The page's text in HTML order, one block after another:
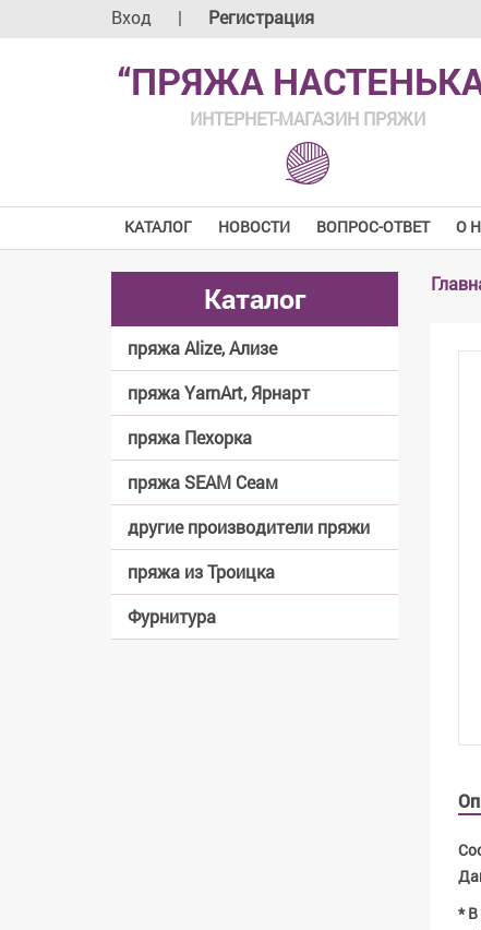
Вход | Регистрация
“ПРЯЖА
ИНТЕРНЕТ-МАГАЗИН ПРЯЖИ
КАТАЛОГ НОВОСТИ ВОПРОС-ОТВЕТ О
Каталог
пряжа Alize, Ализе
пряжа YarnArt, Ярнарт
пряжа Пехорка
пряжа SEAM Сеам
другие производители пряжи
пряжа из Троицка
Фурнитура
* В